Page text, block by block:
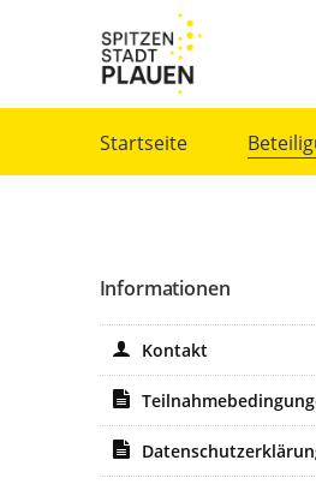
Startseite
Informationen
Kontakt